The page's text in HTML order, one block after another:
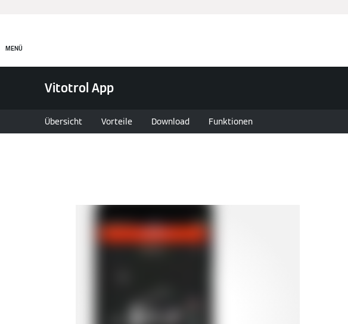
MENÜ
Vitotrol App
Übersicht Vorteile Download Funktionen